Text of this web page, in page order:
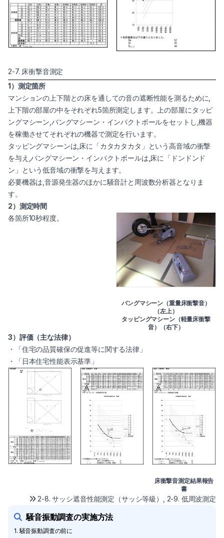
騒音振動調査の実施方法
1. 騒音振動調査の前に
2-7. 床衝撃音測定
1）測定箇所
マンションの上下階との床を通しての音の遮断性能を測るために,
上下階の部屋の中をそれぞれ5箇所測定します。上の部屋にタッピ
ングマシーン,バングマシーン・インパクトボールをセットし,機器
を稼働させてそれぞれの機器で測定を行います。
タッピングマシーンは,床に「カタカタカタ」という高音域の衝撃
を与え,バングマシーン・インパクトボールは,床に「ドンドンド
ン」という低音域の衝撃を与えます。
必要機器は,音源発生器のほかに騒音計と周波数分析器となりま
す。
2）測定時間
各箇所10秒程度。
バングマシーン（重量床衝撃音）
（左上）
タッピングマシーン（軽量床衝撃
音）（右下）
3）評価（主な法律）
・「住宅の品質確保の促進等に関する法律」
・「日本住宅性能表示基準」
床衝撃音測定結果報告
書
2-8. サッシ遮音性能測定（サッシ等級）, 2-9. 低周波測定